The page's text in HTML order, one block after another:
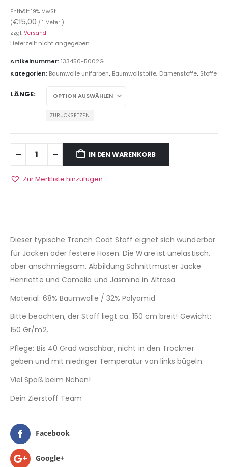
Enthält 19% MwSt.
(€15,00 / 1 Meter )
zzgl. Versand
Lieferzeit: nicht angegeben
Artikelnummer: 133450-5002G
Kategorien: Baumwolle unifarben, Baumwollstoffe, Damenstoffe, Stoffe
LÄNGE
ZURÜCKSETZEN
IN DEN WARENKORB
Zur Merkliste hinzufügen
Dieser typische Trench Coat Stoff eignet sich wunderbar
für Jacken oder festere Hosen. Die Ware ist unelastisch,
aber anschmiegsam. Abbildung Schnittmuster Jacke
Henriette und Camelia und Jasmina in Altrosa.
Material: 68% Baumwolle / 32% Polyamid
Bitte beachten, der Stoff liegt ca. 150 cm breit! Gewicht:
150 Gr/m2.
Pflege: Bis 40 Grad waschbar, nicht in den Trockner
geben und mit niedriger Temperatur von links bügeln.
Viel Spaß beim Nähen!
Dein Zierstoff Team
Facebook
Google+